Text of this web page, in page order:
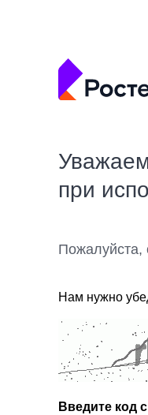
при
Пожалуйста,
Нам нужно
Введите код